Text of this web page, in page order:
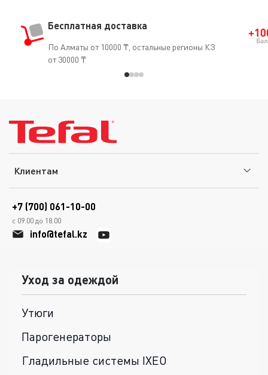
Бесплатная доставка
По Алматы от 10000 ₸, остальные регионы КЗ
от 30000 ₸
Клиентам
+7 (700) 061-10-00
с 09.00 до 18.00
info@tefal.kz
Уход за одеждой
Утюги
Парогенераторы
Гладильные системы IXEO